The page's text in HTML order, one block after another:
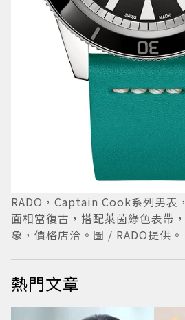
RADO，Captain Cook系列男表
面相當復古，搭配萊茵綠色表帶
象，價格店洽。圖 / RADO提供。
熱門文章